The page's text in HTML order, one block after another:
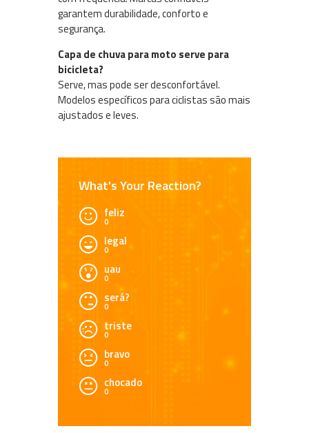
garantem durabilidade, conforto e
segurança.
Capa de chuva para moto serve para
bicicleta?
Serve, mas pode ser desconfortável.
Modelos específicos para ciclistas são mais
ajustados e leves.
What's Your Reaction?
feliz
0
legal
0
uau
0
será?
0
triste
0
bravo
0
chocado
0